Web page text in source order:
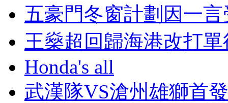
五豪門冬窗計劃因一
王燊超回歸海港改打
Honda's all
武漢隊VS滄州雄獅首發